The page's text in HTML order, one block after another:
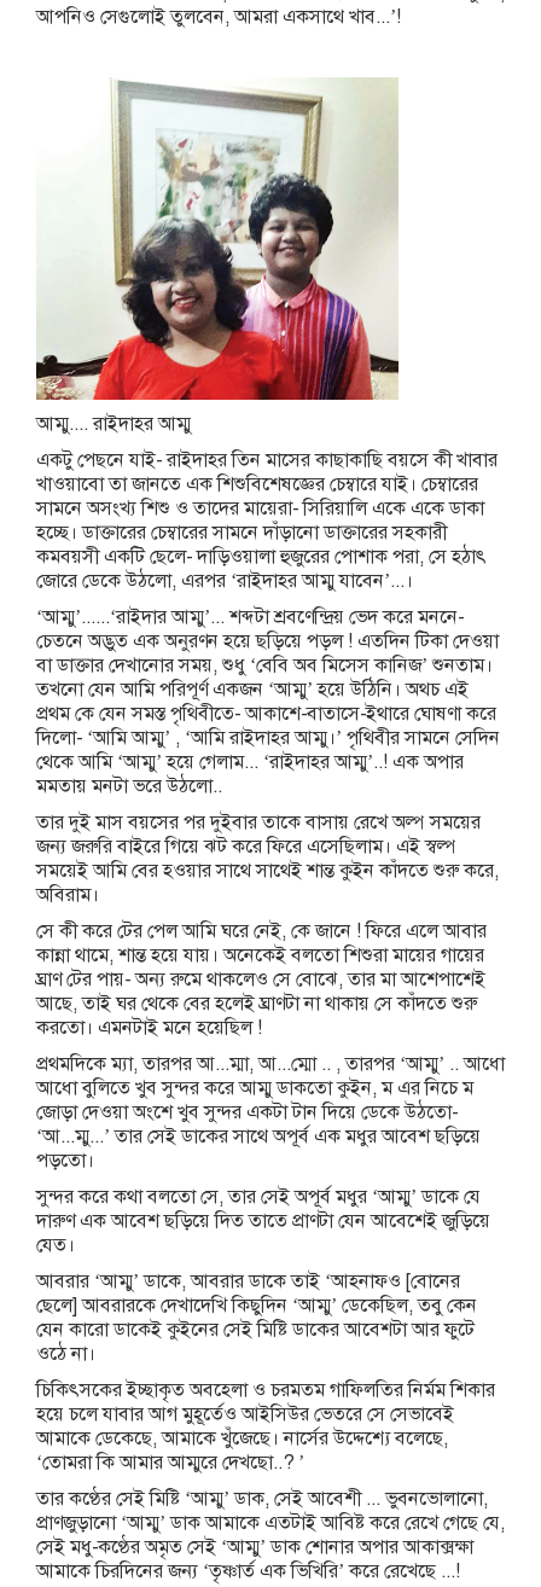
আপনিও সেগুলোই তুলবেন, আমরা একসাথে খাব...’!
আম্মু.... রাইদাহর আম্মু
একটু পেছনে যাই- রাইদাহর তিন মাসের কাছাকাছি বয়সে কী খাবার
খাওয়াবো তা জানতে এক শিশুবিশেষজ্ঞের চেম্বারে যাই। চেম্বারের
সামনে অসংখ্য শিশু ও তাদের মায়েরা- সিরিয়ালি একে একে ডাকা
হচ্ছে। ডাক্তারের চেম্বারের সামনে দাঁড়ানো ডাক্তারের সহকারী
কমবয়সী একটি ছেলে- দাড়িওয়ালা হুজুরের পোশাক পরা, সে হঠাৎ
জোরে ডেকে উঠলো, এরপর ‘রাইদাহর আম্মু যাবেন’...।
‘আম্মু’......‘রাইদার আম্মু’... শব্দটা শ্রবণেন্দ্রিয় ভেদ করে মননে-
চেতনে অদ্ভুত এক অনুরণন হয়ে ছড়িয়ে পড়ল ! এতদিন টিকা দেওয়া
বা ডাক্তার দেখানোর সময়, শুধু ‘বেবি অব মিসেস কানিজ’ শুনতাম।
তখনো যেন আমি পরিপূর্ণ একজন ‘আম্মু’ হয়ে উঠিনি। অথচ এই
প্রথম কে যেন সমস্ত পৃথিবীতে- আকাশে-বাতাসে-ইথারে ঘোষণা করে
দিলো- ‘আমি আম্মু’ , ‘আমি রাইদাহর আম্মু।’ পৃথিবীর সামনে সেদিন
থেকে আমি ‘আম্মু’ হয়ে গেলাম... ‘রাইদাহর আম্মু’..! এক অপার
মমতায় মনটা ভরে উঠলো..
তার দুই মাস বয়সের পর দুইবার তাকে বাসায় রেখে অল্প সময়ের
জন্য জরুরি বাইরে গিয়ে ঝট করে ফিরে এসেছিলাম। এই স্বল্প
সময়েই আমি বের হওয়ার সাথে সাথেই শান্ত কুইন কাঁদতে শুরু করে,
অবিরাম।
সে কী করে টের পেল আমি ঘরে নেই, কে জানে ! ফিরে এলে আবার
কান্না থামে, শান্ত হয়ে যায়। অনেকেই বলতো শিশুরা মায়ের গায়ের
ঘ্রাণ টের পায়- অন্য রুমে থাকলেও সে বোঝে, তার মা আশেপাশেই
আছে, তাই ঘর থেকে বের হলেই ঘ্রাণটা না থাকায় সে কাঁদতে শুরু
করতো। এমনটাই মনে হয়েছিল !
প্রথমদিকে ম্যা, তারপর আ...ম্মা, আ...ম্মো .. , তারপর ‘আম্মু’ .. আধো
আধো বুলিতে খুব সুন্দর করে আম্মু ডাকতো কুইন, ম এর নিচে ম
জোড়া দেওয়া অংশে খুব সুন্দর একটা টান দিয়ে ডেকে উঠতো-
‘আ...ম্মু...’ তার সেই ডাকের সাথে অপূর্ব এক মধুর আবেশ ছড়িয়ে
পড়তো।
সুন্দর করে কথা বলতো সে, তার সেই অপূর্ব মধুর ‘আম্মু’ ডাকে যে
দারুণ এক আবেশ ছড়িয়ে দিত তাতে প্রাণটা যেন আবেশেই জুড়িয়ে
যেত।
আবরার ‘আম্মু’ ডাকে, আবরার ডাকে তাই ‘আহনাফও [বোনের
ছেলে] আবরারকে দেখাদেখি কিছুদিন ‘আম্মু’ ডেকেছিল, তবু কেন
যেন কারো ডাকেই কুইনের সেই মিষ্টি ডাকের আবেশটা আর ফুটে
ওঠে না।
চিকিৎসকের ইচ্ছাকৃত অবহেলা ও চরমতম গাফিলতির নির্মম শিকার
হয়ে চলে যাবার আগ মুহূর্তেও আইসিউর ভেতরে সে সেভাবেই
আমাকে ডেকেছে, আমাকে খুঁজেছে। নার্সের উদ্দেশ্যে বলেছে,
‘তোমরা কি আমার আম্মুরে দেখছো..? ’
তার কণ্ঠের সেই মিষ্টি ‘আম্মু’ ডাক, সেই আবেশী ... ভুবনভোলানো,
প্রাণজুড়ানো ‘আম্মু’ ডাক আমাকে এতটাই আবিষ্ট করে রেখে গেছে যে,
সেই মধু-কণ্ঠের অমৃত সেই ‘আম্মু’ ডাক শোনার অপার আকাক্সক্ষা
আমাকে চিরদিনের জন্য ‘তৃষ্ণার্ত এক ভিখিরি’ করে রেখেছে ...!